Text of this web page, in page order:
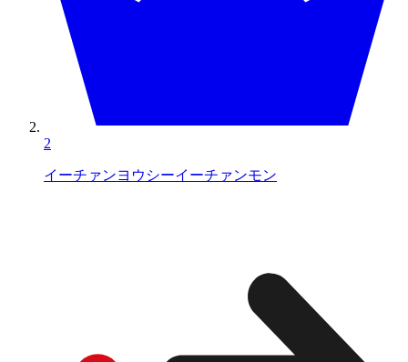
2
イーチァンヨウシーイーチァンモン